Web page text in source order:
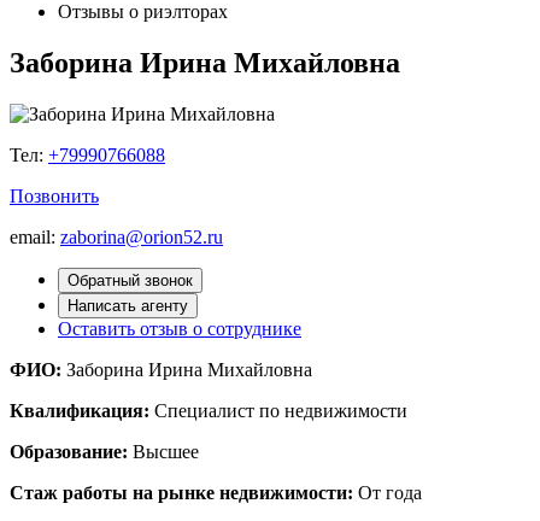
Отзывы о риэлторах
Заборина Ирина Михайловна
Тел: +79990766088
Позвонить
email: zaborina@orion52.ru
Обратный звонок
Написать агенту
Оставить отзыв о сотруднике
ФИО: Заборина Ирина Михайловна
Квалификация: Специалист по недвижимости
Образование: Высшее
Стаж работы на рынке недвижимости: От года